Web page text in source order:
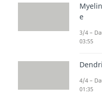
e
3/4 –
03:55
4/4 –
01:35